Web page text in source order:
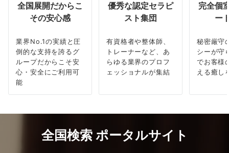
全国展開だからこ
その安心感
業界No.1の実績と圧
倒的な支持を誇るグ
ループだからこそ安
心・安全にご利用可
能
優秀な認定セラピ
スト集団
有資格者や整体師、
トレーナーなど、あ
らゆる業界のプロフ
ェッショナルが集結
完全個
ー
秘密厳守
シーが守
でお客様
える癒し
全国検索 ポータルサイト